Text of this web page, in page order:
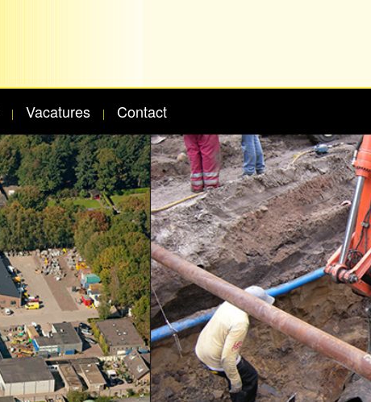
Vacatures Contact